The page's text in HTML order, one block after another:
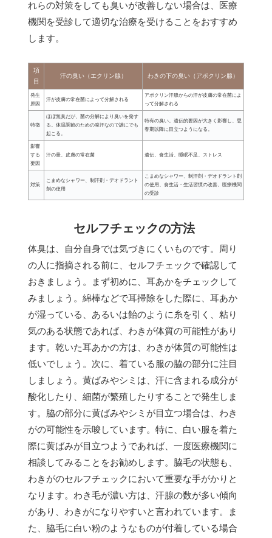
れらの対策をしても臭いが改善しない場合は、医療
機関を受診して適切な治療を受けることをおすすめ
します。
項
目
汗の臭い（エクリン腺） わきの下の臭い（アポクリン腺）
発生
原因
汗が皮膚の常在菌によって分解される
アポクリン汗腺からの汗が皮膚の常在菌によ
って分解される
特徴
ほぼ無臭だが、菌の分解により臭いを発す
る。体温調節のための発汗なので誰にでも
起こる。
特有の臭い。遺伝的要因が大きく影響し、思
春期以降に目立つようになる。
影響
する
要因
汗の量、皮膚の常在菌 遺伝、食生活、睡眠不足、ストレス
対策
こまめなシャワー、制汗剤・デオドラント
剤の使用
こまめなシャワー、制汗剤・デオドラント剤
の使用、食生活・生活習慣の改善、医療機関
の受診
セルフチェックの方法
体臭は、自分自身では気づきにくいものです。周り
の人に指摘される前に、セルフチェックで確認して
おきましょう。まず初めに、耳あかをチェックして
みましょう。綿棒などで耳掃除をした際に、耳あか
が湿っている、あるいは飴のように糸を引く、粘り
気のある状態であれば、わきが体質の可能性があり
ます。乾いた耳あかの方は、わきが体質の可能性は
低いでしょう。次に、着ている服の脇の部分に注目
しましょう。黄ばみやシミは、汗に含まれる成分が
酸化したり、細菌が繁殖したりすることで発生しま
す。脇の部分に黄ばみやシミが目立つ場合は、わき
がの可能性を示唆しています。特に、白い服を着た
際に黄ばみが目立つようであれば、一度医療機関に
相談してみることをお勧めします。脇毛の状態も、
わきがのセルフチェックにおいて重要な手がかりと
なります。わき毛が濃い方は、汗腺の数が多い傾向
があり、わきがになりやすいと言われています。ま
た、脇毛に白い粉のようなものが付着している場合